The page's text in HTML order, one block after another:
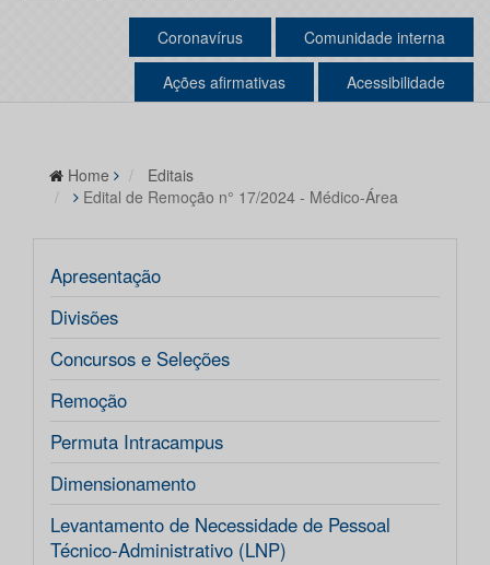
Coronavírus Comunidade interna
Ações afirmativas Acessibilidade
Home
Editais
Edital de Remoção n° 17/2024 - Médico-Área
Apresentação
Divisões
Concursos e Seleções
Remoção
Permuta Intracampus
Dimensionamento
Levantamento de Necessidade de Pessoal
Técnico-Administrativo (LNP)